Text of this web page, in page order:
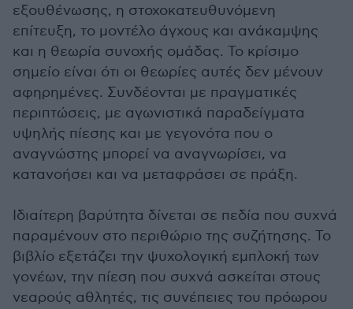
εξουθένωσης, η στοχοκατευθυνόμενη
επίτευξη, το μοντέλο άγχους και ανάκαμψης
και η θεωρία συνοχής ομάδας. Το κρίσιμο
σημείο είναι ότι οι θεωρίες αυτές δεν μένουν
αφηρημένες. Συνδέονται με πραγματικές
περιπτώσεις, με αγωνιστικά παραδείγματα
υψηλής πίεσης και με γεγονότα που ο
αναγνώστης μπορεί να αναγνωρίσει, να
κατανοήσει και να μεταφράσει σε πράξη.
Ιδιαίτερη βαρύτητα δίνεται σε πεδία που συχνά
παραμένουν στο περιθώριο της συζήτησης. Το
βιβλίο εξετάζει την ψυχολογική εμπλοκή των
γονέων, την πίεση που συχνά ασκείται στους
νεαρούς αθλητές, τις συνέπειες του πρόωρου